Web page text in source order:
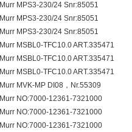
Murr MPS3-230/24 Snr:85051
Murr MPS3-230/24 Snr:85051
Murr MPS3-230/24 Snr:85051
Murr MSBL0-TFC10.0 ART.335471
Murr MSBL0-TFC10.0 ART.335471
Murr MSBL0-TFC10.0 ART.335471
Murr MVK-MP DI08，Nr.55309
Murr NO:7000-12361-7321000
Murr NO:7000-12361-7321000
Murr NO:7000-12361-7321000